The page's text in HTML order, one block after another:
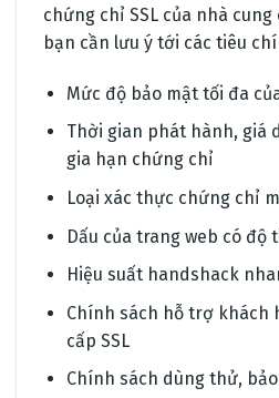
chứng chỉ SSL của nhà
bạn cần lưu ý tới các tiêu
Mức độ bảo mật tối đa
Thời gian phát hành, giá
gia hạn chứng chỉ
Loại xác thực chứng chỉ
Dấu của trang web có độ
Hiệu suất handshack
Chính sách hỗ trợ khách
cấp SSL
Chính sách dùng thử,